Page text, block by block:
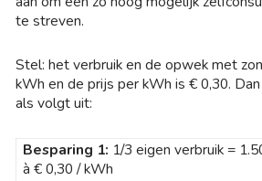
te streven.
Stel: het verbruik en de opwek met
kWh en de prijs per kWh is € 0,30.
als volgt uit:
Besparing 1: 1/3 eigen verbruik =
à € 0,30 / kWh